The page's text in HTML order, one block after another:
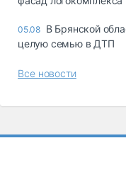
05.08 В Брянской
целую семью в ДТП
Все новости